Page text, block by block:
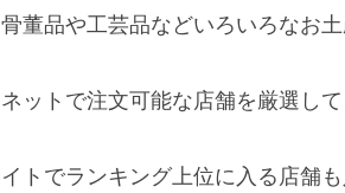
董品や工芸品などいろいろなお土
ットで注文可能な店舗を厳選して
トでランキング上位に入る店舗も